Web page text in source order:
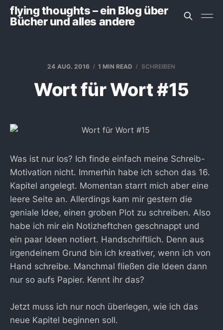
flying thoughts – ein Blog über
Bücher und alles andere
24 AUG. 2016 1 MIN READ SCHREIBEN
Wort für Wort #15
Was ist nur los? Ich finde einfach meine Schreib-
Motivation nicht. Immerhin habe ich schon das 16.
Kapitel angelegt. Momentan starrt mich aber eine
leere Seite an. Allerdings kam mir gestern die
geniale Idee, einen groben Plot zu schreiben. Also
habe ich mir ein Notizheftchen geschnappt und
ein paar Ideen notiert. Handschriftlich. Denn aus
irgendeinem Grund bin ich kreativer, wenn ich von
Hand schreibe. Manchmal fließen die Ideen dann
nur so aufs Papier. Kennt ihr das?
Jetzt muss ich nur noch überlegen, wie ich das
neue Kapitel beginnen soll.